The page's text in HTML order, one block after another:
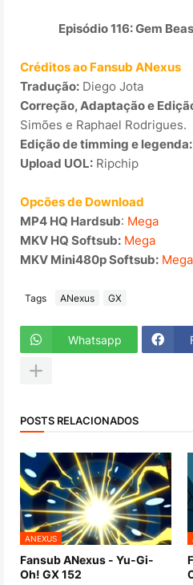
Episódio 116: Gem
Créditos ao Fansub ANexus
Tradução: Diego Jota
Correção, Adaptação e
Simões e Raphael Rodrigues.
Edição de timming e legenda:
Upload UOL: Ripchip
Opcões de Download
MP4 HQ Hardsub: Mega
MKV HQ Softsub: Mega
MKV Mini480p Softsub: Mega
Tags ANexus GX
Whatsapp
POSTS RELACIONADOS
ANEXUS
Fansub ANexus - Yu-Gi-
Oh! GX 152